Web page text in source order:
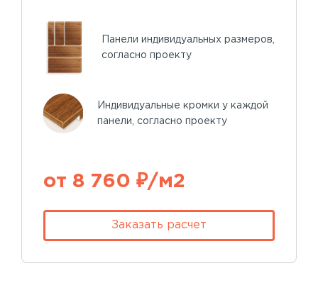
Панели индивидуальных размеров,
согласно проекту
Индивидуальные кромки у каждой
панели, согласно проекту
от 8 760 ₽/м2
Заказать расчет